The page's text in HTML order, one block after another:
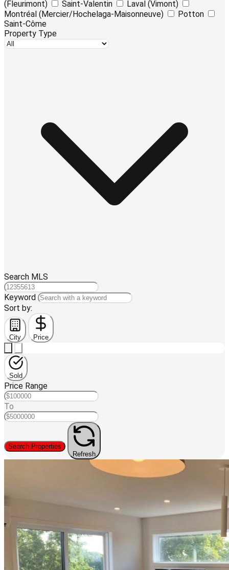
(Fleurimont)
Saint-Valentin
Laval (Vimont)
Montréal (Mercier/Hochelaga-Maisonneuve)
Potton
Saint-Côme
Property Type
Search MLS
Keyword
Sort by:
City Price
Sold
Price Range
To
Search Properties
Refresh